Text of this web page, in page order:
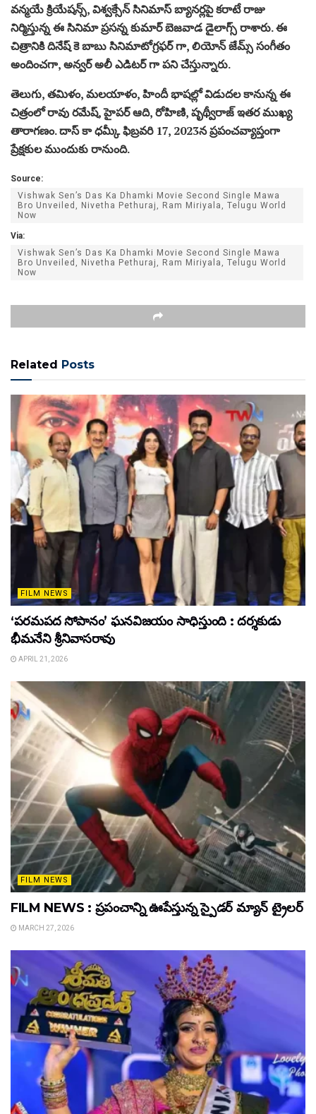
వన్మయే క్రియేషన్స్, విశ్వక్సేన్ సినిమాస్ బ్యానర్లపై కరాటే రాజు
నిర్మిస్తున్న ఈ సినిమా ప్రసన్న కుమార్ బెజవాడ డైలాగ్స్ రాశారు. ఈ
చిత్రానికి దినేష్ కె బాబు సినిమాటోగ్రఫర్ గా, లియోన్ జేమ్స్ సంగీతం
అందించగా, అన్వర్ అలీ ఎడిటర్ గా పని చేస్తున్నారు.
తెలుగు, తమిళం, మలయాళం, హిందీ భాషల్లో విడుదల కానున్న ఈ
చిత్రంలో రావు రమేష్, హైపర్ ఆది, రోహిణి, పృథ్వీరాజ్ ఇతర ముఖ్య
తారాగణం. దాస్ కా ధమ్కీ ఫిబ్రవరి 17, 2023న ప్రపంచవ్యాప్తంగా
ప్రేక్షకుల ముందుకు రానుంది.
Source:
Vishwak Sen’s Das Ka Dhamki Movie Second Single Mawa
Bro Unveiled, Nivetha Pethuraj, Ram Miriyala, Telugu World
Now
Via:
Vishwak Sen’s Das Ka Dhamki Movie Second Single Mawa
Bro Unveiled, Nivetha Pethuraj, Ram Miriyala, Telugu World
Now
Related Posts
FILM NEWS
‘పరమపద సోపానం’ ఘనవిజయం సాధిస్తుంది : దర్శకుడు
భీమనేని శ్రీనివాసరావు
APRIL 21, 2026
FILM NEWS
FILM NEWS : ప్రపంచాన్ని ఊపేస్తున్న స్పైడర్ మ్యాన్ ట్రైలర్
MARCH 27, 2026